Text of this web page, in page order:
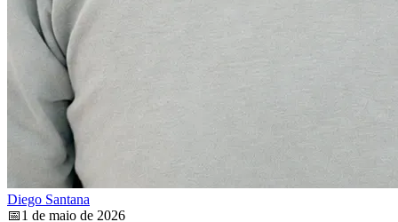
Diego Santana
📅1 de maio de 2026